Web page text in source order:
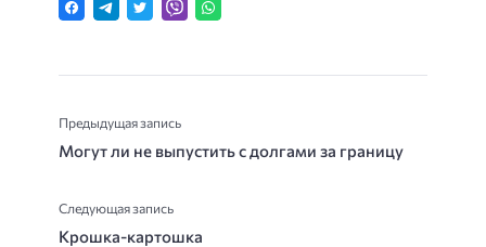
Предыдущая запись
Могут ли не выпустить с долгами за границу
Следующая запись
Крошка-картошка